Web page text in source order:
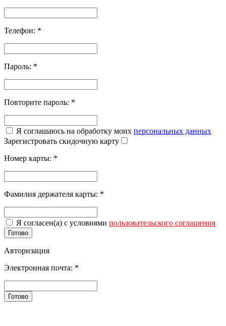
Телефон: *
Пароль: *
Повторите пароль: *
Я соглашаюсь на обработку моих персональных данных
Зарегистровать скидочную карту
Номер карты: *
Фамилия держателя карты: *
Я согласен(а) с условиями пользовательского соглашения
Готово
Авторизация
Электронная почта: *
Готово